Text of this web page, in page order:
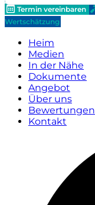
Termin vereinbaren
Wertschätzung
Heim
Medien
In der Nähe
Dokumente
Angebot
Über uns
Bewertungen
Kontakt